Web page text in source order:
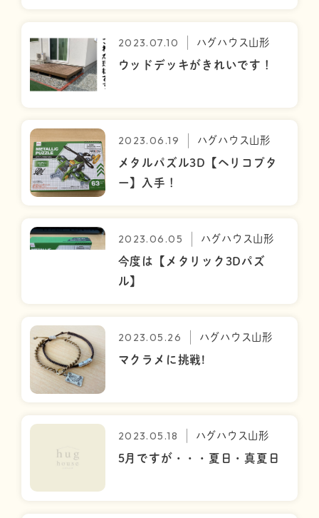
2023.07.10 ハグハウス山形
ウッドデッキがきれいです！
2023.06.19 ハグハウス山形
メタルパズル3D【ヘリコプタ
ー】入手！
2023.06.05 ハグハウス山形
今度は【メタリック3Dパズ
ル】
2023.05.26 ハグハウス山形
マクラメに挑戦!
2023.05.18 ハグハウス山形
5月ですが・・・夏日・真夏日